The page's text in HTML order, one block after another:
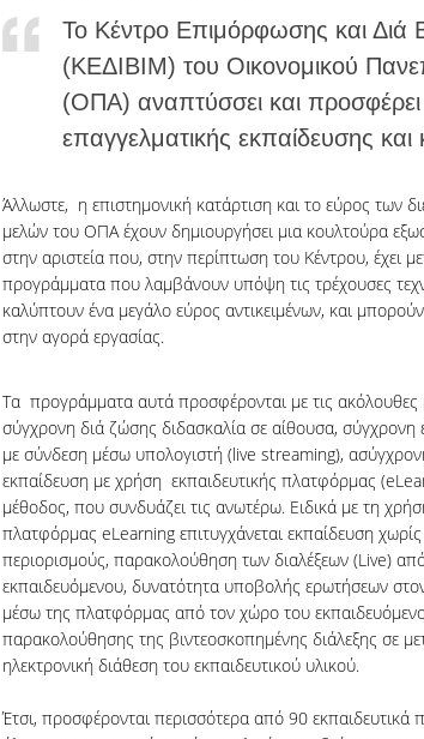
Το Κέντρο Επιμόρφωσης και Διά
(ΚΕΔΙΒΙΜ) του Οικονομικού
(ΟΠΑ) αναπτύσσει και
επαγγελματικής εκπαίδευσης και
Άλλωστε, η επιστημονική κατάρτιση και το εύρος των
μελών του ΟΠΑ έχουν δημιουργήσει μια κουλτούρα
στην αριστεία που, στην περίπτωση του Κέντρου, έχει
προγράμματα που λαμβάνουν υπόψη τις τρέχουσες
καλύπτουν ένα μεγάλο εύρος αντικειμένων, και
στην αγορά εργασίας.
Τα προγράμματα αυτά προσφέρονται με τις ακόλουθες
σύγχρονη διά ζώσης διδασκαλία σε αίθουσα, σύγχρονη
με σύνδεση μέσω υπολογιστή (live streaming),
εκπαίδευση με χρήση εκπαιδευτικής πλατφόρμας
μέθοδος, που συνδυάζει τις ανωτέρω. Ειδικά με τη
πλατφόρμας eLearning επιτυγχάνεται εκπαίδευση
περιορισμούς, παρακολούθηση των διαλέξεων (Live)
εκπαιδευόμενου, δυνατότητα υποβολής ερωτήσεων
μέσω της πλατφόρμας από τον χώρο του
παρακολούθησης της βιντεοσκοπημένης διάλεξης σε
ηλεκτρονική διάθεση του εκπαιδευτικού υλικού.
Έτσι, προσφέρονται περισσότερα από 90